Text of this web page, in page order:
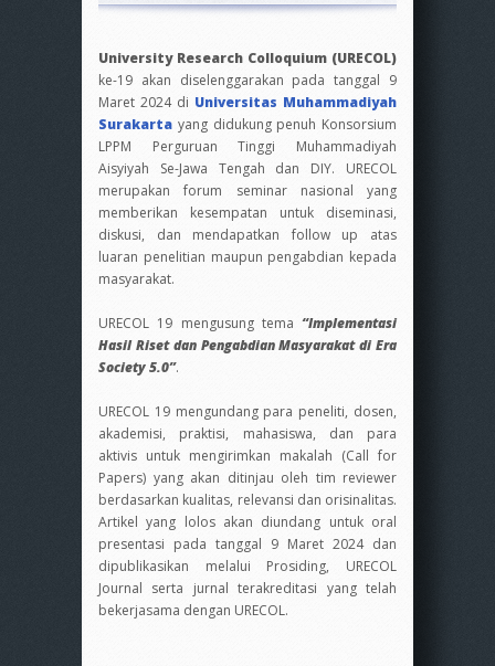
University Research Colloquium (URECOL)
ke-19 akan diselenggarakan pada tanggal 9
Maret 2024 di Universitas Muhammadiyah
Surakarta yang didukung penuh Konsorsium
LPPM Perguruan Tinggi Muhammadiyah
Aisyiyah Se-Jawa Tengah dan DIY. URECOL
merupakan forum seminar nasional yang
memberikan kesempatan untuk diseminasi,
diskusi, dan mendapatkan follow up atas
luaran penelitian maupun pengabdian kepada
masyarakat.
URECOL 19 mengusung tema “Implementasi
Hasil Riset dan Pengabdian Masyarakat di Era
Society 5.0”.
URECOL 19 mengundang para peneliti, dosen,
akademisi, praktisi, mahasiswa, dan para
aktivis untuk mengirimkan makalah (Call for
Papers) yang akan ditinjau oleh tim reviewer
berdasarkan kualitas, relevansi dan orisinalitas.
Artikel yang lolos akan diundang untuk oral
presentasi pada tanggal 9 Maret 2024 dan
dipublikasikan melalui Prosiding, URECOL
Journal serta jurnal terakreditasi yang telah
bekerjasama dengan URECOL.